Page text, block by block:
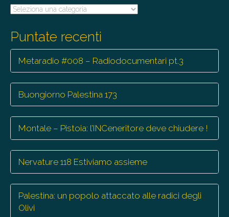
Tutte
Puntate recenti
Metaradio #008 – Radiodocumentari pt.3
Buongiorno Palestina 173
Montale – Pistoia: l’INCeneritore deve chiudere !
Nervature 118 Estiviamo assieme
Palestina: un popolo attaccato alle radici degli
Olivi